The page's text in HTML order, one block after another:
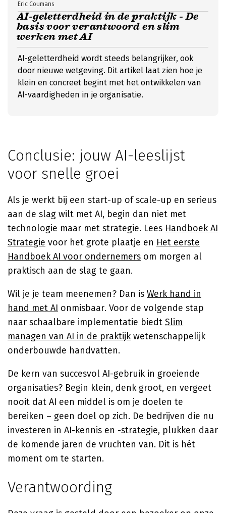
AI-geletterdheid in de praktijk - De
basis voor verantwoord en slim
werken met AI
Eric Coumans
AI-geletterdheid wordt steeds belangrijker, ook
door nieuwe wetgeving. Dit artikel laat zien hoe je
klein en concreet begint met het ontwikkelen van
AI-vaardigheden in je organisatie.
Conclusie: jouw AI-leeslijst
voor snelle groei
Als je werkt bij een start-up of scale-up en serieus
aan de slag wilt met AI, begin dan niet met
technologie maar met strategie. Lees Handboek AI
Strategie voor het grote plaatje en Het eerste
Handboek AI voor ondernemers om morgen al
praktisch aan de slag te gaan.
Wil je je team meenemen? Dan is Werk hand in
hand met AI onmisbaar. Voor de volgende stap
naar schaalbare implementatie biedt Slim
managen van AI in de praktijkwetenschappelijk
onderbouwde handvatten.
De kern van succesvol AI-gebruik in groeiende
organisaties? Begin klein, denk groot, en vergeet
nooit dat AI een middel is om je doelen te
bereiken – geen doel op zich. De bedrijven die nu
investeren in AI-kennis en -strategie, plukken daar
de komende jaren de vruchten van. Dit is hét
moment om te starten.
Verantwoording